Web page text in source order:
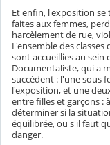
Et enfin, l'exposition
faites aux femmes,
harcèlement de rue,
L'ensemble des classes
sont accueillies au
Documentaliste, qui a
succèdent : l'une sous
l'exposition, et une
entre filles et garçons :
déterminer si la
équilibrée, ou s'il faut
danger.